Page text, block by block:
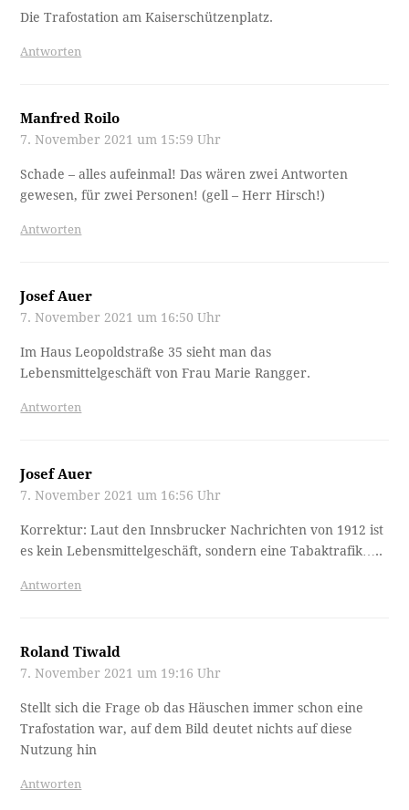
Die Trafostation am Kaiserschützenplatz.
Antworten
Manfred Roilo
7. November 2021 um 15:59 Uhr
Schade – alles aufeinmal! Das wären zwei Antworten
gewesen, für zwei Personen! (gell – Herr Hirsch!)
Antworten
Josef Auer
7. November 2021 um 16:50 Uhr
Im Haus Leopoldstraße 35 sieht man das
Lebensmittelgeschäft von Frau Marie Rangger.
Antworten
Josef Auer
7. November 2021 um 16:56 Uhr
Korrektur: Laut den Innsbrucker Nachrichten von 1912 ist
es kein Lebensmittelgeschäft, sondern eine Tabaktrafik…..
Antworten
Roland Tiwald
7. November 2021 um 19:16 Uhr
Stellt sich die Frage ob das Häuschen immer schon eine
Trafostation war, auf dem Bild deutet nichts auf diese
Nutzung hin
Antworten